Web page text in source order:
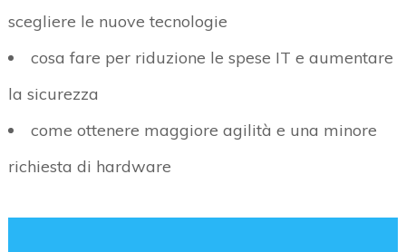
scegliere le nuove tecnologie
cosa fare per riduzione le spese IT e aumentare
la sicurezza
come ottenere maggiore agilità e una minore
richiesta di hardware